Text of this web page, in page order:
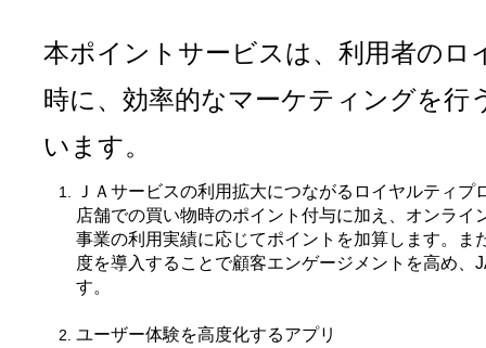
本ポイントサービスは、利用者のロ
時に、効率的なマーケティングを行
います。
ＪＡサービスの利用拡大につながるロイヤルティプ
店舗での買い物時のポイント付与に加え、オンラ
事業の利用実績に応じてポイントを加算します。ま
度を導入することで顧客エンゲージメントを高め
す。
ユーザー体験を高度化するアプリ